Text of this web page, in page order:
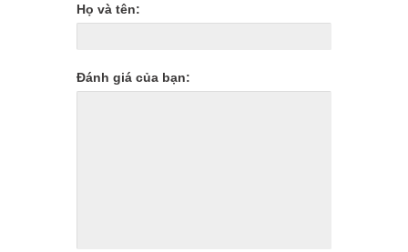
Họ và tên:
Đánh giá của bạn: